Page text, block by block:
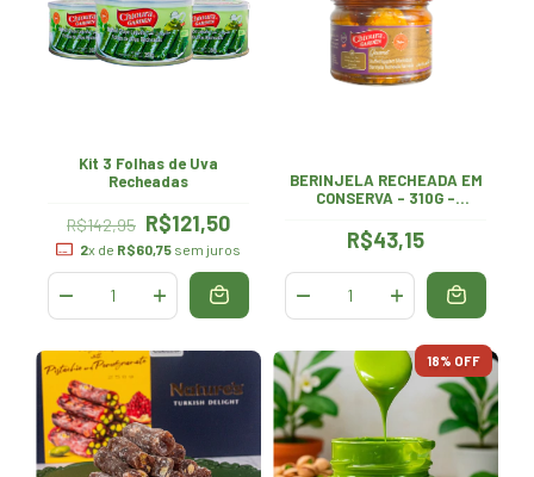
Kit 3 Folhas de Uva
Recheadas
R$142,95 R$121,50
2x de R$60,75sem juros
BERINJELA RECHEADA EM
CONSERVA - 310G -
R$43,15
18% OFF